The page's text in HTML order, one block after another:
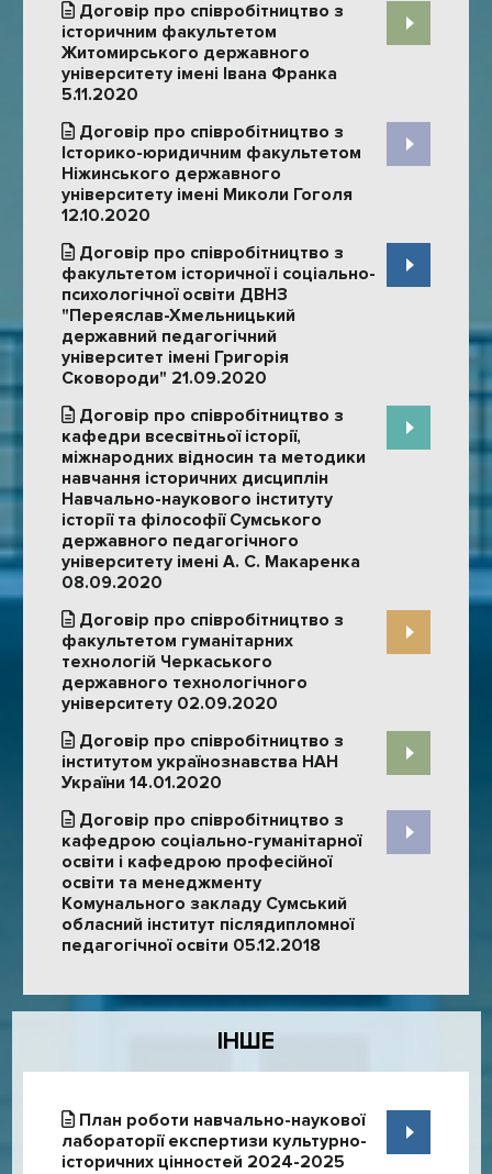
Договір про співробітництво з
історичним факультетом
Житомирського державного
університету імені Івана Франка
5.11.2020
Договір про співробітництво з
Історико-юридичним факультетом
Ніжинського державного
університету імені Миколи Гоголя
12.10.2020
Договір про співробітництво з
факультетом історичної і соціально-
психологічної освіти ДВНЗ
"Переяслав-Хмельницький
державний педагогічний
університет імені Григорія
Сковороди" 21.09.2020
Договір про співробітництво з
кафедри всесвітньої історії,
міжнародних відносин та методики
навчання історичних дисциплін
Навчально-наукового інституту
історії та філософії Сумського
державного педагогічного
університету імені А. С. Макаренка
08.09.2020
Договір про співробітництво з
факультетом гуманітарних
технологій Черкаського
державного технологічного
університету 02.09.2020
Договір про співробітництво з
інститутом українознавства НАН
України 14.01.2020
Договір про співробітництво з
кафедрою соціально-гуманітарної
освіти і кафедрою професійної
освіти та менеджменту
Комунального закладу Сумський
обласний інститут післядипломної
педагогічної освіти 05.12.2018
ІНШЕ
План роботи навчально-наукової
лабораторії експертизи культурно-
історичних цінностей 2024-2025